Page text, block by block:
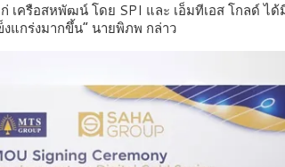
เครือสหพัฒน์ โดย SPI และ เอ็มทีเอส โกลด์ ไ
แกร่งมากขึ้น” นายพิภพ กล่าว